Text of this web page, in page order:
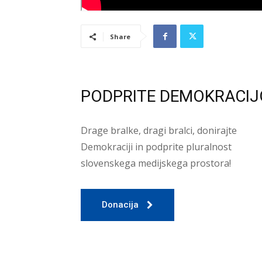
Share
PODPRITE
Drage bralke, dragi bralci, donirajte
Demokraciji in podprite pluralnost
slovenskega medijskega prostora!
Donacija